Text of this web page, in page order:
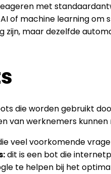
met
of machine learning om
zijn, maar dezelfde
die worden gebruikt
van werknemers kunnen
veel voorkomende
dit is een bot die
te helpen bij het